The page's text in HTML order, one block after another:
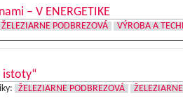
– V ENERGETIKE
ŽELEZIARNE PODBREZOVÁ VÝROBA A
istoty“
ŽELEZIARNE PODBREZOVÁ
ŽELEZIARNE